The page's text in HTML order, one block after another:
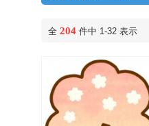
全 204 件中 1-32 表示